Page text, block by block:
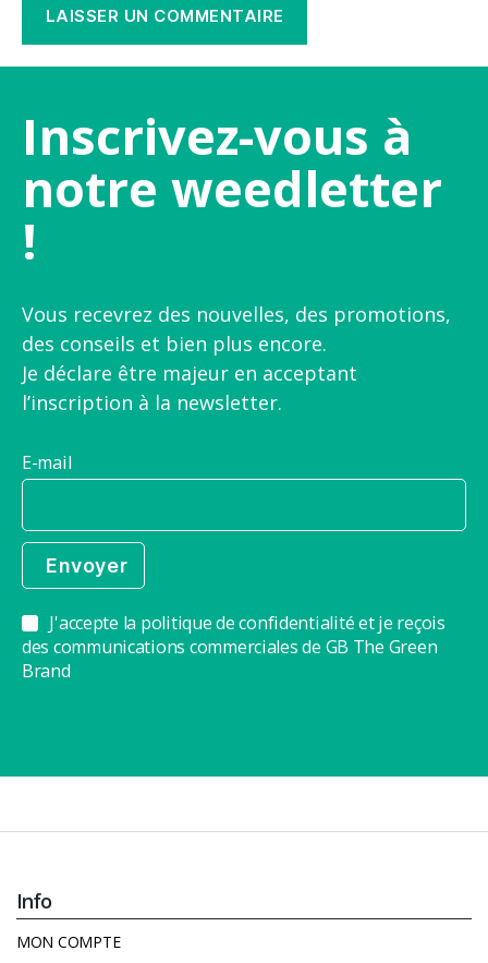
Inscrivez-vous à
notre weedletter
!
Vous recevrez des nouvelles, des promotions,
des conseils et bien plus encore.
Je déclare être majeur en acceptant
l’inscription à la newsletter.
E-mail
J'accepte la politique de confidentialité et je reçois
des communications commerciales de GB The Green
Brand
Info
MON COMPTE